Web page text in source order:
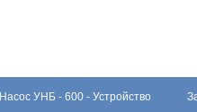
Насос УНБ - 600 - Устройство